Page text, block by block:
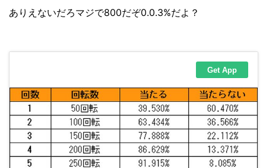
ありえないだろマジで800だぞ0.0.3%だよ？